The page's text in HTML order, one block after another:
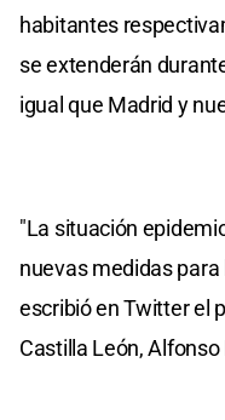
habitantes
se extenderán
igual que Madrid y
"La situación
nuevas medidas
escribió en Twitter el
Castilla León, Alfonso